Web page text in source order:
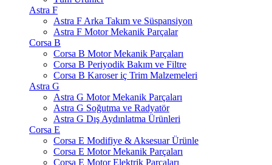
Astra F
Astra F Arka Takım ve Süspansiyon
Astra F Motor Mekanik Parçalar
Corsa B
Corsa B Motor Mekanik Parçaları
Corsa B Periyodik Bakım ve Filtre
Corsa B Karoser iç Trim Malzemeleri
Astra G
Astra G Motor Mekanik Parçaları
Astra G Soğutma ve Radyatör
Astra G Dış Aydınlatma Ürünleri
Corsa E
Corsa E Modifiye & Aksesuar Ürünle
Corsa E Motor Mekanik Parçaları
Corsa E Motor Elektrik Parçaları